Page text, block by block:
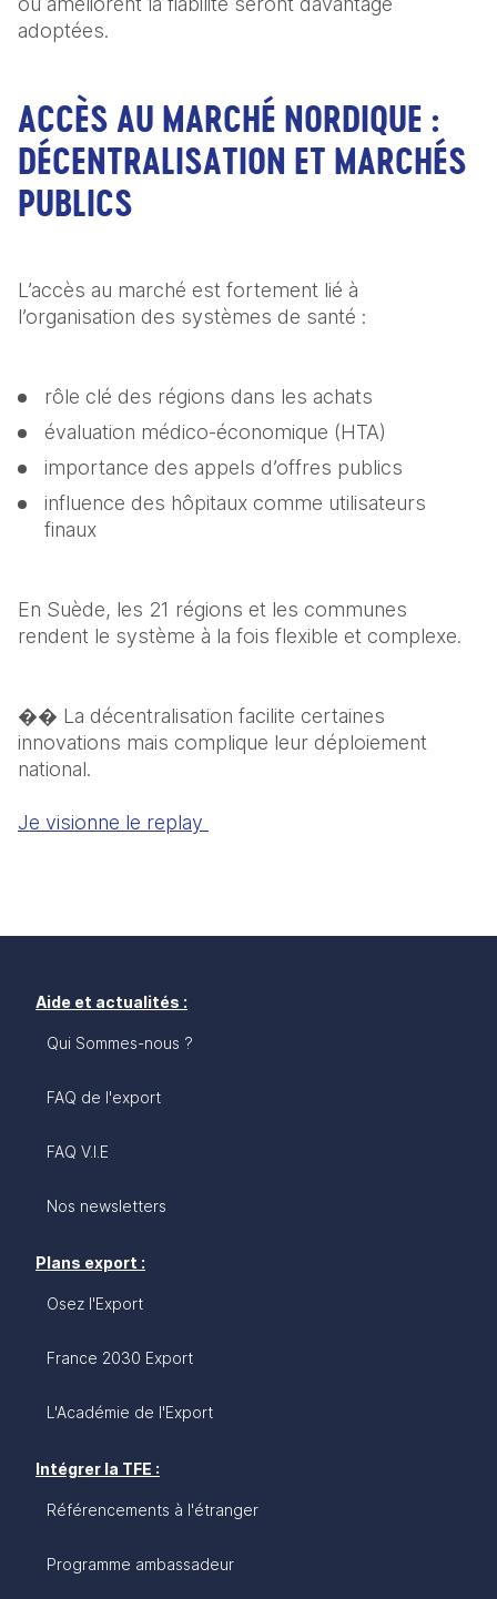
adoptées.
ACCÈS AU MARCHÉ NORDIQUE :
DÉCENTRALISATION ET MARCHÉS
PUBLICS
L’accès au marché est fortement lié à
l’organisation des systèmes de santé :
rôle clé des régions dans les achats
évaluation médico-économique (HTA)
importance des appels d’offres publics
influence des hôpitaux comme utilisateurs
finaux
En Suède, les 21 régions et les communes
rendent le système à la fois flexible et complexe.
�� La décentralisation facilite certaines
innovations mais complique leur déploiement
national.
Je visionne le replay
Aide et actualités :
Qui Sommes-nous ?
FAQ de l'export
FAQ V.I.E
Nos newsletters
Plans export :
Osez l'Export
France 2030 Export
L'Académie de l'Export
Intégrer la TFE :
Référencements à l'étranger
Programme ambassadeur